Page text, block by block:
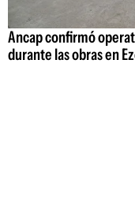
Ancap confirmó
durante las obras en